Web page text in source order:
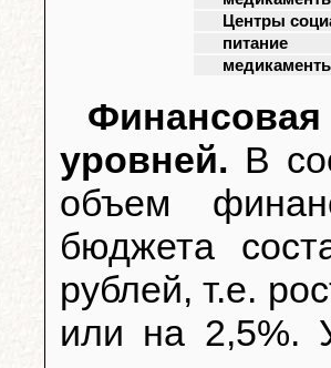
Центры
питание
уровней. В
объем
бюджета
рублей, т.е.
или на 2,5%.